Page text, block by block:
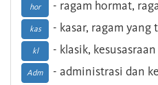
hor - ragam hormat,
kas - kasar, ragam yang
kl - klasik,
Adm - administrasi dan